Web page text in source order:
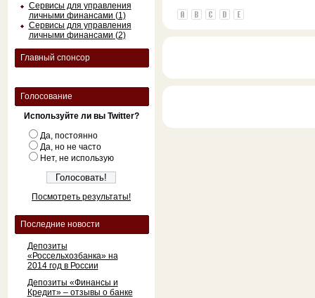
Сервисы для управления
личными финансами (1)
Сервисы для управления
личными финансами (2)
Главный спонсор
Голосование
Используйте ли вы Twitter?
Да, постоянно
Да, но не часто
Нет, не использую
Посмотреть результаты!
Последние новости
Депозиты
«Россельхозбанка» на
2014 год в России
Депозиты «Финансы и
Кредит» – отзывы о банке